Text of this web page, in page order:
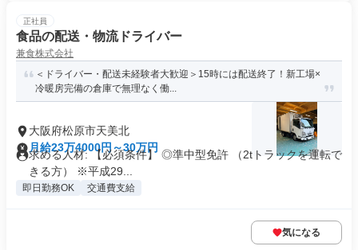
正社員
食品の配送・物流ドライバー
兼食株式会社
＜ドライバー・配送未経験者大歓迎＞15時には配送終了！新工場×
冷暖房完備の倉庫で無理なく働...
大阪府松原市天美北
月給23万4000円～30万円
求める人材: 【必須条件】 ◎準中型免許 （2tトラックを運転で
きる方） ※平成29...
即日勤務OK 交通費支給
気になる